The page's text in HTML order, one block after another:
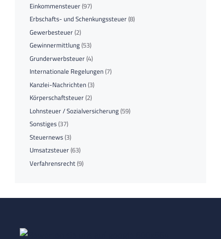
Einkommensteuer(97)
Erbschafts- und Schenkungssteuer(8)
Gewerbesteuer(2)
Gewinnermittlung(53)
Grunderwerbsteuer(4)
Internationale Regelungen(7)
Kanzlei-Nachrichten(3)
Körperschaftsteuer(2)
Lohnsteuer / Sozialversicherung(59)
Sonstiges(37)
Steuernews(3)
Umsatzsteuer(63)
Verfahrensrecht(9)